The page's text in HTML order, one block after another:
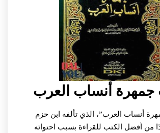
أنساب العرب”، الذي تألفه ابن حزم
من أفضل الكتب للقراءة بسبب احتوائه